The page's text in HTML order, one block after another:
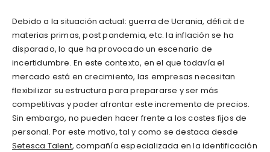
Debido a la situación actual: guerra de Ucrania, déficit de
materias primas, post pandemia, etc. la inflación se ha
disparado, lo que ha provocado un escenario de
incertidumbre. En este contexto, en el que todavía el
mercado está en crecimiento, las empresas necesitan
flexibilizar su estructura para prepararse y ser más
competitivas y poder afrontar este incremento de precios.
Sin embargo, no pueden hacer frente a los costes fijos de
personal. Por este motivo, tal y como se destaca desde
Setesca Talent, compañía especializada en la identificación